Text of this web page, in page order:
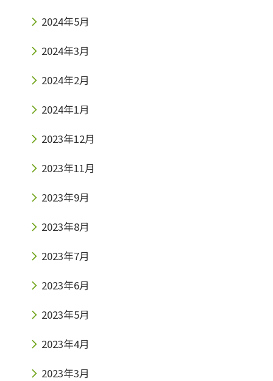
2024年5月
2024年3月
2024年2月
2024年1月
2023年12月
2023年11月
2023年9月
2023年8月
2023年7月
2023年6月
2023年5月
2023年4月
2023年3月